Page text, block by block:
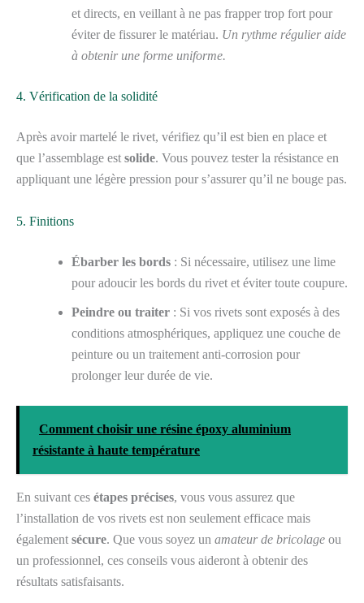
et directs, en veillant à ne pas frapper trop fort pour
éviter de fissurer le matériau. Un rythme régulier aide
à obtenir une forme uniforme.
4. Vérification de la solidité
Après avoir martelé le rivet, vérifiez qu’il est bien en place et
que l’assemblage est solide. Vous pouvez tester la résistance en
appliquant une légère pression pour s’assurer qu’il ne bouge pas.
5. Finitions
Ébarber les bords : Si nécessaire, utilisez une lime
pour adoucir les bords du rivet et éviter toute coupure.
Peindre ou traiter : Si vos rivets sont exposés à des
conditions atmosphériques, appliquez une couche de
peinture ou un traitement anti-corrosion pour
prolonger leur durée de vie.
Comment choisir une résine époxy aluminium
résistante à haute température
En suivant ces étapes précises, vous vous assurez que
l’installation de vos rivets est non seulement efficace mais
également sécure. Que vous soyez un amateur de bricolage ou
un professionnel, ces conseils vous aideront à obtenir des
résultats satisfaisants.